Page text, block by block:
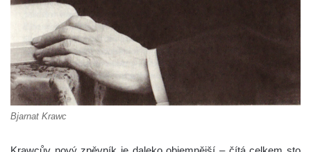
Bjarnat Krawc